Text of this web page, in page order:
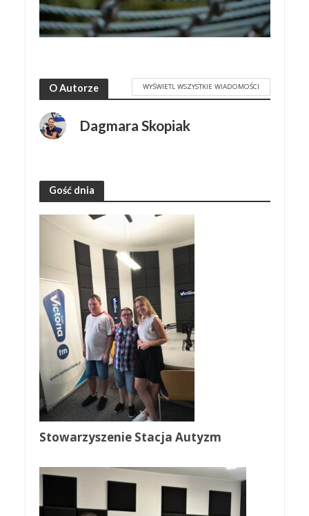
O Autorze WYŚWIETL WSZYSTKIE WIADOMOŚCI
Dagmara Skopiak
Gość dnia
Stowarzyszenie Stacja Autyzm